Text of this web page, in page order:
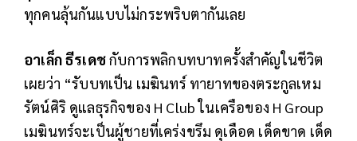
ทุกคนลุ้นกันแบบไม่กระพริบตากันเลย
อาเล็ก ธีรเดชกับการพลิกบทบาทครั้งสำคัญในชีวิต
เผยว่า “รับบทเป็น เมฆินทร์ ทายาทของตระกูลเหม
รัตน์ศิริ ดูแลธุรกิจของ H Club ในเครือของ H Group
เมฆินทร์จะเป็นผู้ชายที่เคร่งขรึม ดุเดือด เด็ดขาด เด็ด